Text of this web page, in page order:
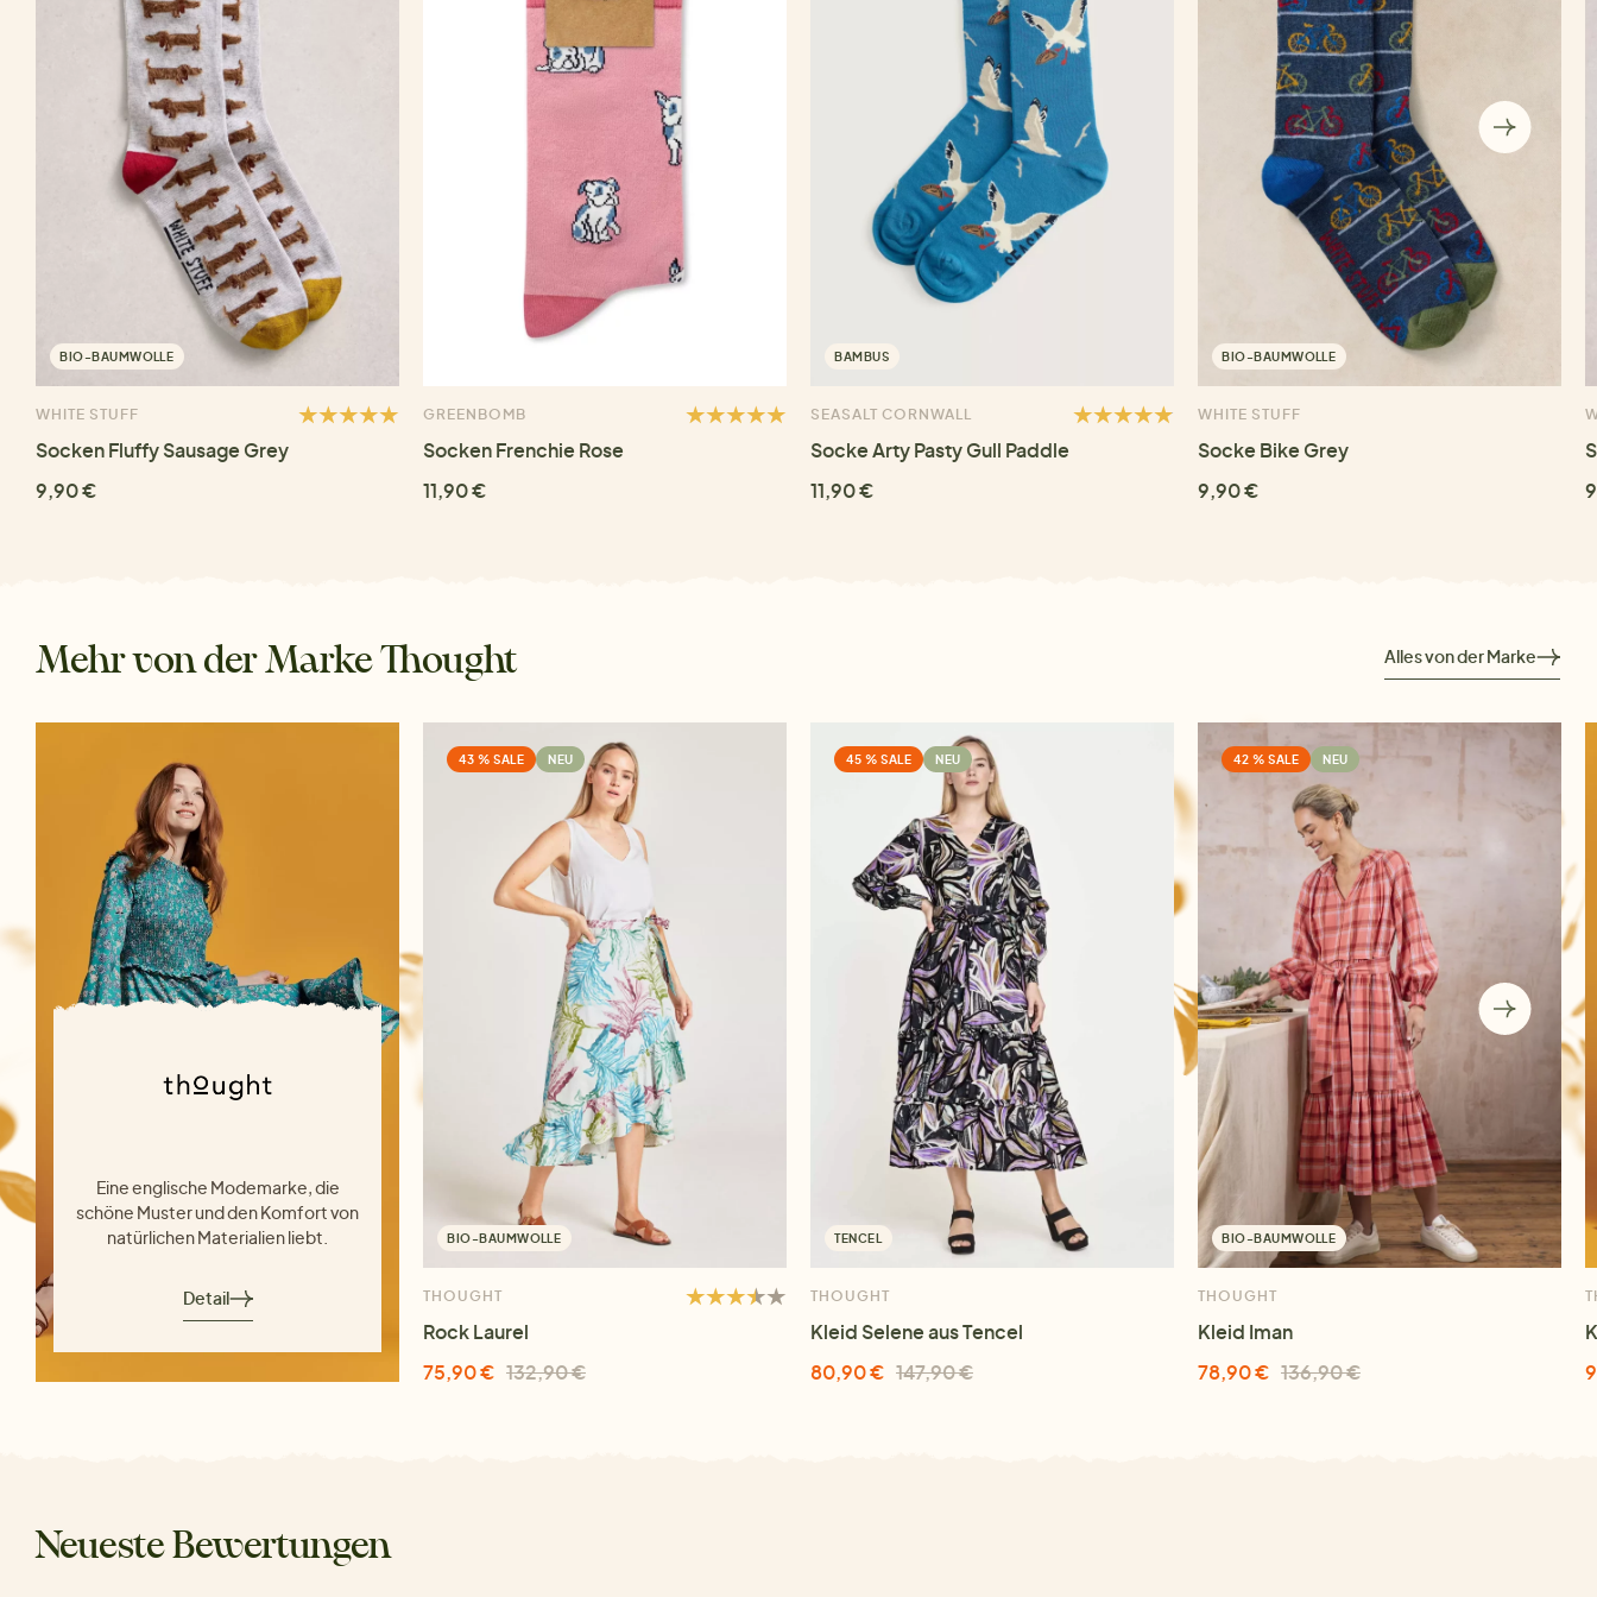
BIO-BAUMWOLLE
WHITE STUFF
Socken Fluffy Sausage Grey
9,90 €
GREENBOMB
Socken Frenchie Rose
11,90 €
BAMBUS
SEASALT CORNWALL
Socke Arty Pasty Gull Paddle
11,90 €
BIO-BAUMWOLLE
WHITE STUFF
Socke Bike Grey
9,90 €
Mehr von der Marke Thought Alles von der Marke
Eine englische Modemarke, die
schöne Muster und den Komfort von
natürlichen Materialien liebt.
Detail
43 % SALE NEU
BIO-BAUMWOLLE
THOUGHT
Rock Laurel
75,90 € 132,90 €
45 % SALE NEU
TENCEL
THOUGHT
Kleid Selene aus Tencel
80,90 € 147,90 €
42 % SALE NEU
BIO-BAUMWOLLE
THOUGHT
Kleid Iman
78,90 € 136,90 €
Neueste Bewertungen